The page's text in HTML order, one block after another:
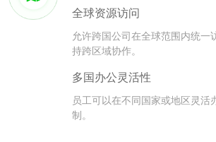
全球资源访问
允许跨国公司在全球范围内统一
持跨区域协作。
多国办公灵活性
员工可以在不同国家或地区灵活
制。